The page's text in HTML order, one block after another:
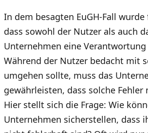
In dem besagten EuGH-Fall
dass sowohl der Nutzer als auch
Unternehmen eine
Während der Nutzer bedacht mit
umgehen sollte, muss das
gewährleisten, dass solche
Hier stellt sich die Frage: Wie
Unternehmen sicherstellen, dass